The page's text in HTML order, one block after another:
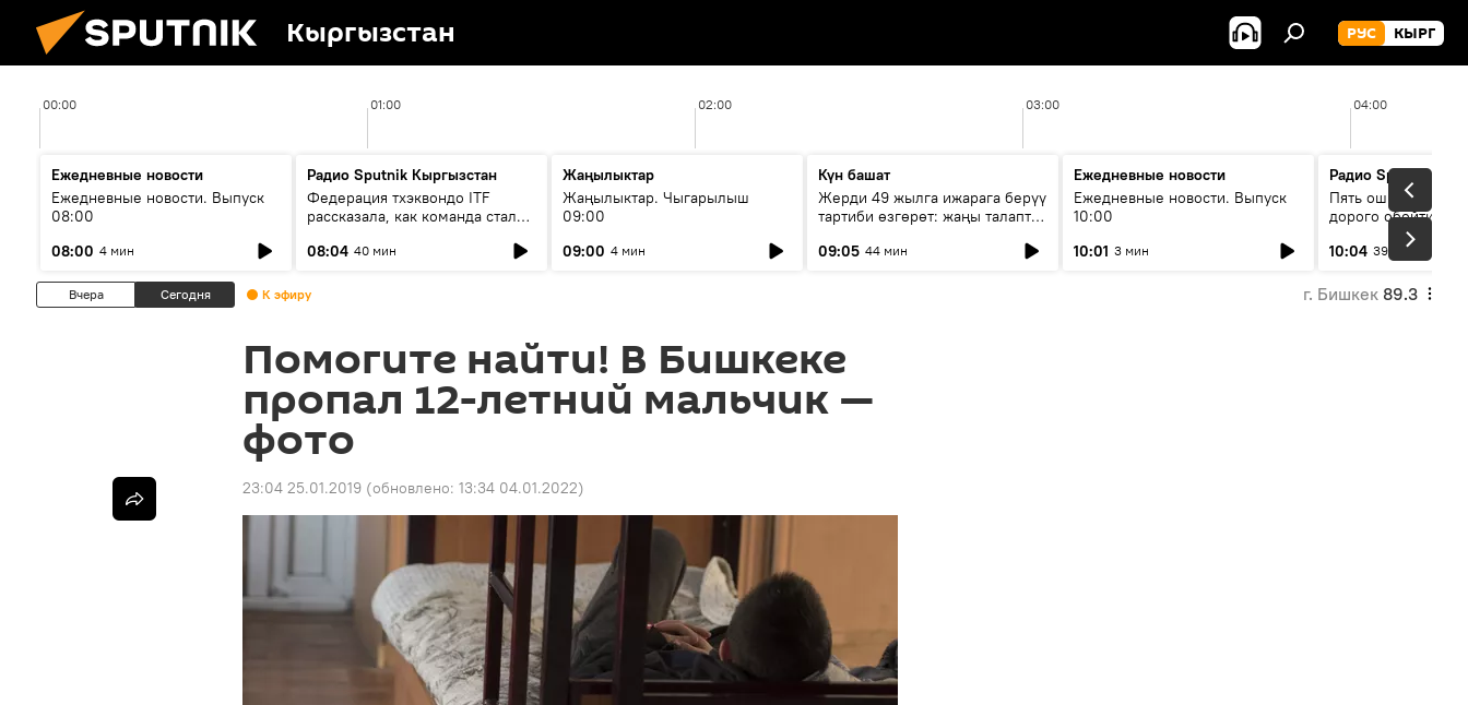
Кыргызстан РУС КЫРГ
00:00 01:00 02:00 03:00 04:00
Ежедневные новости
Ежедневные новости. Выпуск
08:00
08:00 4 мин
Радио Sputnik Кыргызстан
Федерация тхэквондо ITF
рассказала, как команда стала
08:04 40 мин
Жаңылыктар
Жаңылыктар. Чыгарылыш
09:00
09:00 4 мин
Күн башат
Жерди 49 жылга ижарага берүү
тартиби өзгөрөт: жаңы талаптар
09:05 44 мин
Ежедневные новости
Ежедневные новости. Выпуск
10:00
10:01 3 мин
Радио Sputnik
Пять ошибок
дорого обойтись
10:04 39 мин
Вчера Сегодня К эфиру г. Бишкек 89.3
Помогите найти! В Бишкеке
пропал 12-летний мальчик —
фото
23:04 25.01.2019 (обновлено: 13:34 04.01.2022)